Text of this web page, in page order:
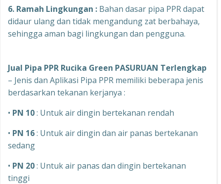
6. Ramah Lingkungan : Bahan dasar pipa PPR dapat
didaur ulang dan tidak mengandung zat berbahaya,
sehingga aman bagi lingkungan dan pengguna.
Jual Pipa PPR Rucika Green PASURUAN Terlengkap
– Jenis dan Aplikasi Pipa PPR memiliki beberapa jenis
berdasarkan tekanan kerjanya :
• PN 10: Untuk air dingin bertekanan rendah
• PN 16: Untuk air dingin dan air panas bertekanan
sedang
• PN 20: Untuk air panas dan dingin bertekanan
tinggi